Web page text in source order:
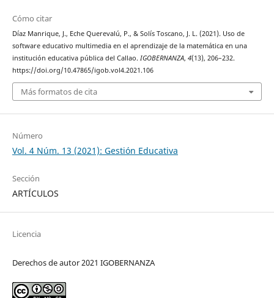
Cómo citar
Díaz Manrique, J., Eche Querevalú, P., & Solís Toscano, J. L. (2021). Uso de
software educativo multimedia en el aprendizaje de la matemática en una
institución educativa pública del Callao. IGOBERNANZA, 4(13), 206–232.
https://doi.org/10.47865/igob.vol4.2021.106
Más formatos de cita
Número
Vol. 4 Núm. 13 (2021): Gestión Educativa
Sección
ARTÍCULOS
Licencia
Derechos de autor 2021 IGOBERNANZA